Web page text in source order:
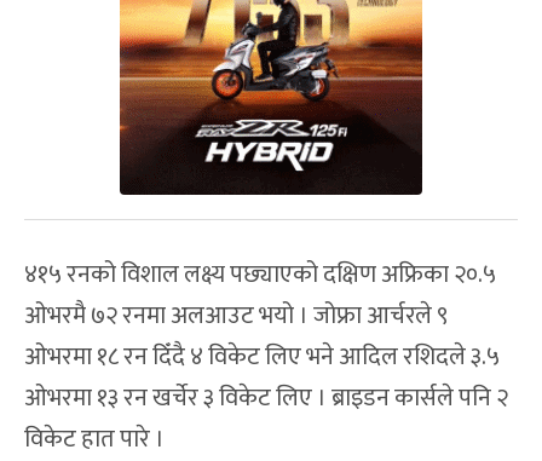
४१५ रनको विशाल लक्ष्य पछ्याएको दक्षिण अफ्रिका २०.५
ओभरमै ७२ रनमा अलआउट भयो । जोफ्रा आर्चरले ९
ओभरमा १८ रन दिँदै ४ विकेट लिए भने आदिल रशिदले ३.५
ओभरमा १३ रन खर्चेर ३ विकेट लिए । ब्राइडन कार्सले पनि २
विकेट हात पारे ।